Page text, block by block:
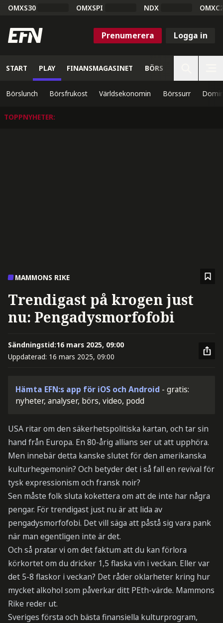
OMXS30 OMXSPI NDX
Prenumerera Logga in
START PLAY FINANSMAGASINET BÖRS
Börslunch Börsfrukost Världsekonomin Börssurr
TOPPNYHETER:
MAMMONS RIKE
Trendigast på krogen just
nu: Pengadysmorfofobi
Sändningstid:16 mars 2025, 09:00
Uppdaterad: 16 mars 2025, 09:00
Hämta EFN:s app för iOS och Android - gratis:
nyheter, analyser, börs, video, podd
USA ritar om den säkerhetspolitiska kartan, och tar sin
hand från Europa. En 80-årig allians ser ut att upphöra.
Men innebär detta kanske slutet för den amerikanska
kulturhegemonin? Och betyder det i så fall en revival för
tysk expressionism och fransk noir?
Sen måste folk sluta kokettera om att de inte har några
pengar. För trendigast just nu är att lida av
pengadysmorfofobi. Det vill säga att påstå sig vara pank
när man egentligen inte är det.
Och så pratar vi om det faktum att du kan förlora
körkortet om du dricker 1,5 flaska vin i veckan. Eller var
det 5-8 flaskor i veckan? Det råder oklarheter kring hur
mycket alkohol som påverkar ditt PEth-värde. Mammons
Rike reder ut.
Sveriges första och bästa finansiella kulturprogram,